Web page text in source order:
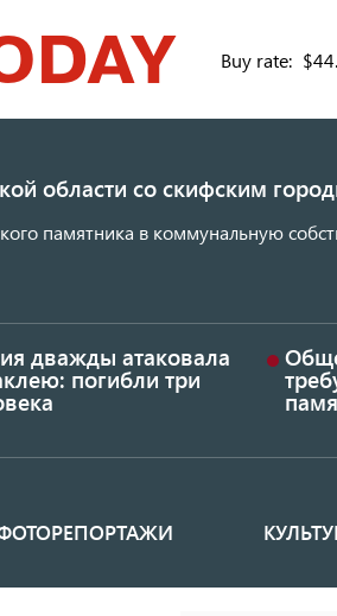
Buy rate:
области со скифским
памятника в коммунальную
дважды атаковала
погибли три